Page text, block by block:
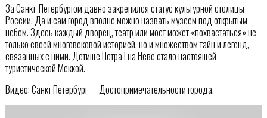
За Санкт-Петербургом давно закрепился статус культурной столицы
России. Да и сам город вполне можно назвать музеем под открытым
небом. Здесь каждый дворец, театр или мост может «похвастаться» не
только своей многовековой историей, но и множеством тайн и легенд,
связанных с ними. Детище Петра I на Неве стало настоящей
туристической Меккой.
Видео: Санкт Петербург — Достопримечательности города.